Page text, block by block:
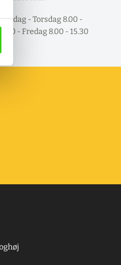
- Torsdag 8.00 -
16.00 - Fredag 8.00 - 15.30